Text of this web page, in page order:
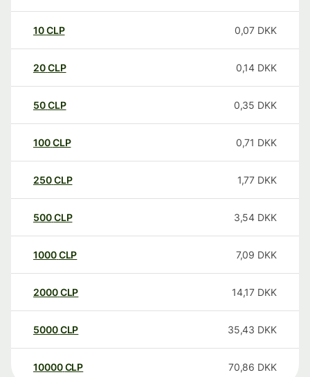
10CLP 0,07 DKK
20CLP 0,14 DKK
50CLP 0,35 DKK
100CLP 0,71 DKK
250CLP 1,77 DKK
500CLP 3,54 DKK
1000CLP 7,09 DKK
2000CLP 14,17 DKK
5000CLP 35,43 DKK
10000 CLP 70,86 DKK